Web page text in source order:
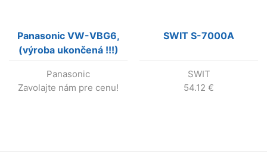
Panasonic VW-VBG6,
(výroba ukončená !!!)
Panasonic
Zavolajte nám pre cenu!
SWIT S-7000A
SWIT
54.12 €